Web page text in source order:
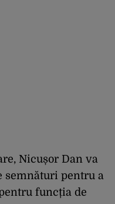
Nicușor Dan va
semnături pentru a
funcția de